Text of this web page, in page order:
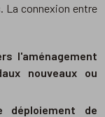
La connexion entre
l'aménagement
nouveaux ou
déploiement de